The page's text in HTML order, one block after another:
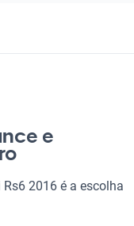
e
2016 é a escolha
que